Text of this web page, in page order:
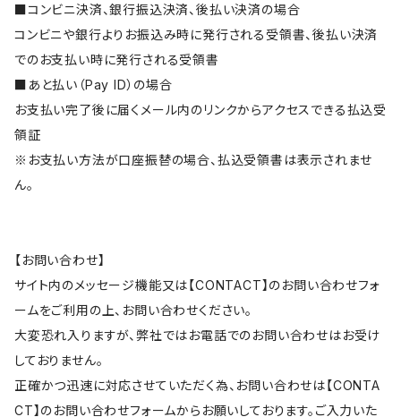
■コンビニ決済、銀行振込決済、後払い決済の場合
コンビニや銀行よりお振込み時に発行される受領書、後払い決済
でのお支払い時に発行される受領書
■あと払い（Pay ID）の場合
お支払い完了後に届くメール内のリンクからアクセスできる払込受
領証
※お支払い方法が口座振替の場合、払込受領書は表示されませ
ん。
【お問い合わせ】
サイト内のメッセージ機能又は【CONTACT】のお問い合わせフォ
ームをご利用の上、お問い合わせください。
大変恐れ入りますが、弊社ではお電話でのお問い合わせはお受け
しておりません。
正確かつ迅速に対応させていただく為、お問い合わせは【CONTA
CT】のお問い合わせフォームからお願いしております。ご入力いた